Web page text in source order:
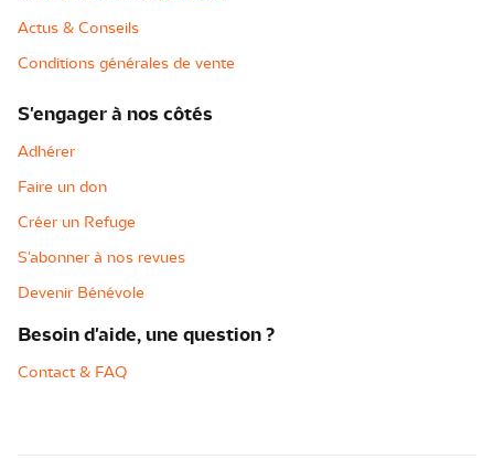
Actus & Conseils
Conditions générales de vente
S'engager à nos côtés
Adhérer
Faire un don
Créer un Refuge
S'abonner à nos revues
Devenir Bénévole
Besoin d'aide, une question ?
Contact & FAQ